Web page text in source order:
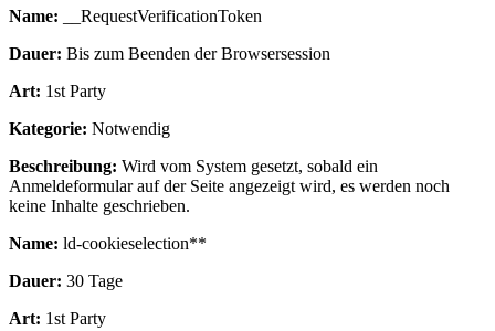
Name: __RequestVerificationToken
Dauer: Bis zum Beenden der Browsersession
Art: 1st Party
Kategorie: Notwendig
Beschreibung: Wird vom System gesetzt, sobald ein
Anmeldeformular auf der Seite angezeigt wird, es werden noch
keine Inhalte geschrieben.
Name: ld-cookieselection**
Dauer: 30 Tage
Art: 1st Party